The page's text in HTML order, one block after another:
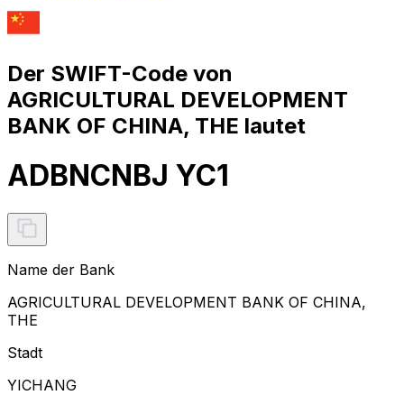
Der SWIFT-Code von
AGRICULTURAL DEVELOPMENT
BANK OF CHINA, THE lautet
ADBNCNBJ YC1
Name der Bank
AGRICULTURAL DEVELOPMENT BANK OF CHINA,
THE
Stadt
YICHANG